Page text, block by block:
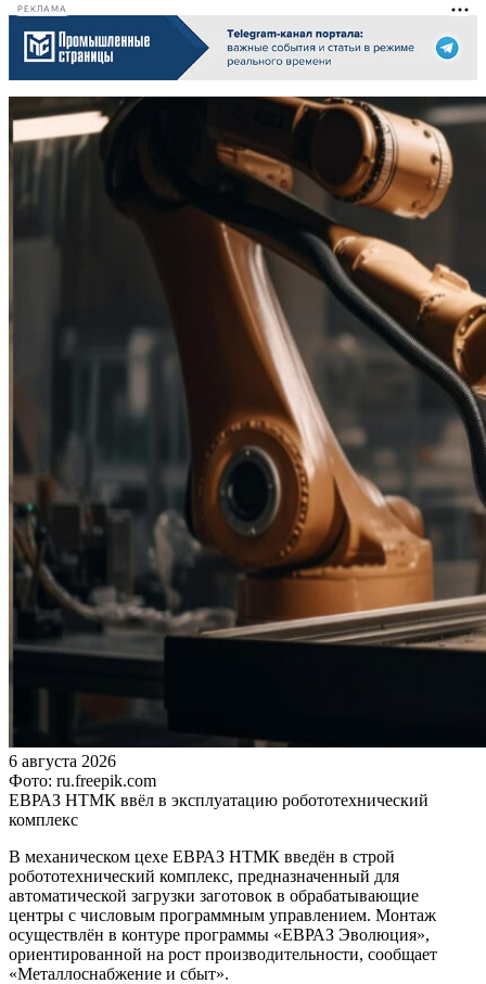
РЕКЛАМА
6 августа 2026
Фото: ru.freepik.com
ЕВРАЗ НТМК ввёл в эксплуатацию робототехнический
комплекс
В механическом цехе ЕВРАЗ НТМК введён в строй
робототехнический комплекс, предназначенный для
автоматической загрузки заготовок в обрабатывающие
центры с числовым программным управлением. Монтаж
осуществлён в контуре программы «ЕВРАЗ Эволюция»,
ориентированной на рост производительности, сообщает
«Металлоснабжение и сбыт».